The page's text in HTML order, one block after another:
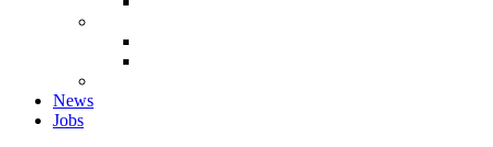
News
Jobs